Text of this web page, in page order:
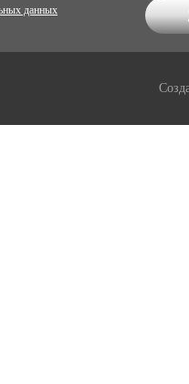
данных